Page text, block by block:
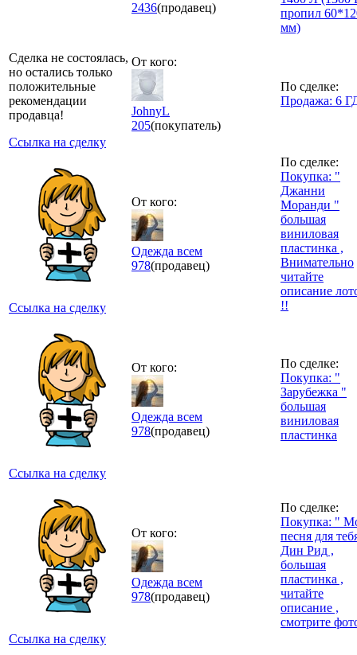
2436(продавец)
пропил
мм)
Сделка не состоялась,
но остались только
положительные
рекомендации
продавца!
Ссылка на сделку
От кого:
JohnyL
205(покупатель)
По сделке:
Продажа: 6
Ссылка на сделку
От кого:
Одежда всем
978(продавец)
По сделке:
Покупка: "
Джанни
Моранди "
большая
виниловая
пластинка ,
Внимательно
читайте
описание
!!
Ссылка на сделку
От кого:
Одежда всем
978(продавец)
По сделке:
Покупка: "
Зарубежка "
большая
виниловая
пластинка
Ссылка на сделку
От кого:
Одежда всем
978(продавец)
По сделке:
Покупка: "
песня для
Дин Рид ,
большая
пластинка ,
читайте
описание ,
смотрите